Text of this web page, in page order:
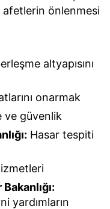
afetlerin önlenmesi
altyapısını
onarmak
ve güvenlik
Hasar tespiti
yardımların